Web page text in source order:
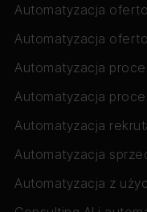
Automatyzacja
Automatyzacja
Automatyzacja
Automatyzacja
Automatyzacja
Automatyzacja
Automatyzacja z